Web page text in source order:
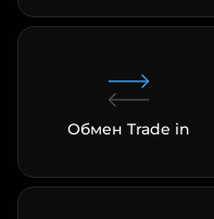
Обмен Trade in